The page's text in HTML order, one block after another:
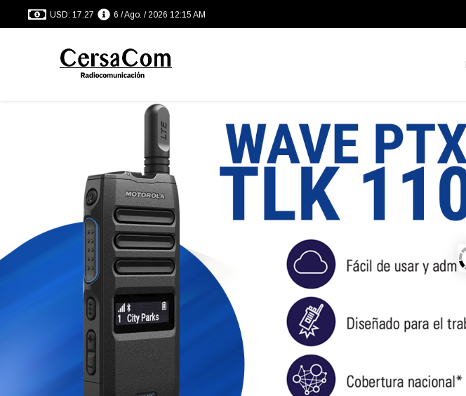
USD: 17.27 6 / Ago. / 2026 12:15 AM